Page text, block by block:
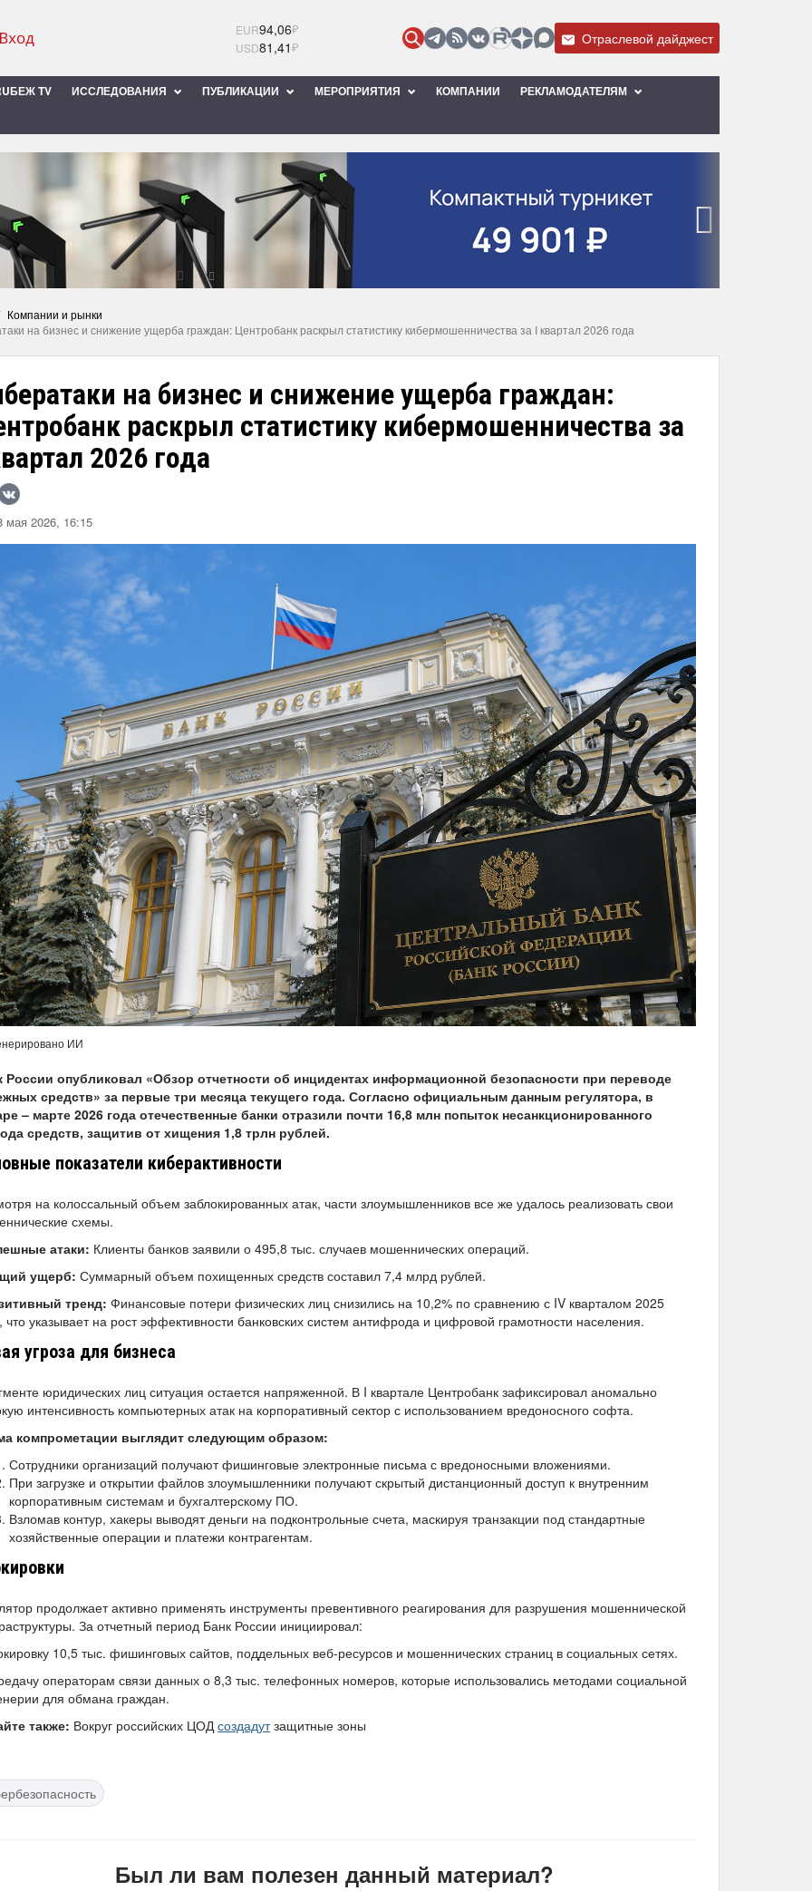
EUR94,06₽
USD81,41₽ Отраслевой дайджест
TV ИССЛЕДОВАНИЯ ПУБЛИКАЦИИ МЕРОПРИЯТИЯ КОМПАНИИ РЕКЛАМОДАТЕЛЯМ
Компании и рынки
на бизнес и снижение ущерба граждан: Центробанк раскрыл статистику кибермошенничества за I квартал 2026 года
на бизнес и снижение ущерба граждан:
раскрыл статистику кибермошенничества за
2026 года
мая 2026, 16:15
ИИ
России опубликовал «Обзор отчетности об инцидентах информационной безопасности при переводе
средств» за первые три месяца текущего года. Согласно официальным данным регулятора, в
– марте 2026 года отечественные банки отразили почти 16,8 млн попыток несанкционированного
средств, защитив от хищения 1,8 трлн рублей.
показатели киберактивности
на колоссальный объем заблокированных атак, части злоумышленников все же удалось реализовать свои
схемы.
атаки: Клиенты банков заявили о 495,8 тыс. случаев мошеннических операций.
ущерб: Суммарный объем похищенных средств составил 7,4 млрд рублей.
тренд: Финансовые потери физических лиц снизились на 10,2% по сравнению с IV кварталом 2025
что указывает на рост эффективности банковских систем антифрода и цифровой грамотности населения.
угроза для бизнеса
юридических лиц ситуация остается напряженной. В I квартале Центробанк зафиксировал аномально
интенсивность компьютерных атак на корпоративный сектор с использованием вредоносного софта.
компрометации выглядит следующим образом:
Сотрудники организаций получают фишинговые электронные письма с вредоносными вложениями.
При загрузке и открытии файлов злоумышленники получают скрытый дистанционный доступ к внутренним
корпоративным системам и бухгалтерскому ПО.
Взломав контур, хакеры выводят деньги на подконтрольные счета, маскируя транзакции под стандартные
хозяйственные операции и платежи контрагентам.
продолжает активно применять инструменты превентивного реагирования для разрушения мошеннической
За отчетный период Банк России инициировал:
10,5 тыс. фишинговых сайтов, поддельных веб-ресурсов и мошеннических страниц в социальных сетях.
операторам связи данных о 8,3 тыс. телефонных номеров, которые использовались методами социальной
для обмана граждан.
также: Вокруг российских ЦОДсоздадутзащитные зоны
Был ли вам полезен данный материал?